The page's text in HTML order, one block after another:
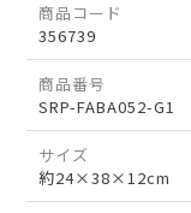
商品コード
356739
商品番号
SRP-FABA052-G1
サイズ
約24×38×12cm